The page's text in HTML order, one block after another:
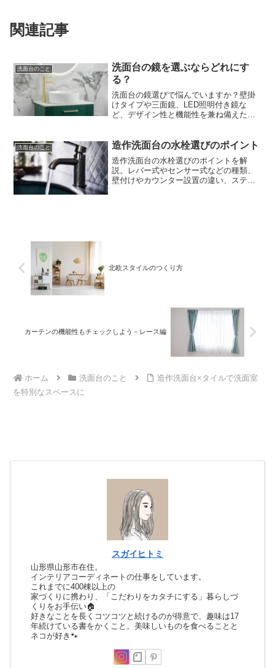
関連記事
洗面台のこと
洗面台の鏡を選ぶならどれにす
る？
洗面台の鏡選びで悩んでいますか？壁掛
けタイプや三面鏡、LED照明付き鏡な
ど、デザイン性と機能性を兼ね備えた鏡
洗面台のこと 造作洗面台の水栓選びのポイント
造作洗面台の水栓選びのポイントを解
説。レバー式やセンサー式などの種類、
壁付けやカウンター設置の違い、ステン
北欧スタイルのつくり方
カーテンの機能性もチェックしよう－レース編
ホーム 洗面台のこと
造作洗面台×タイルで洗面室
を特別なスペースに
スガイヒトミ
山形県山形市在住。
インテリアコーディネートの仕事をしています。
これまでに400棟以上の
家づくりに携わり、「こだわりをカタチにする」暮らしづ
くりをお手伝い🏠
好きなことを長くコツコツと続けるのが得意で、趣味は17
年続けている書をかくこと。美味しいものを食べることと
ネコが好き🐾